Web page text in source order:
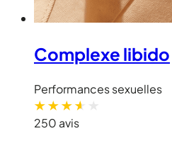
Complexe libido
Performances sexuelles
250 avis